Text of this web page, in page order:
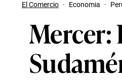
El Comercio · Economia ·
Mercer: